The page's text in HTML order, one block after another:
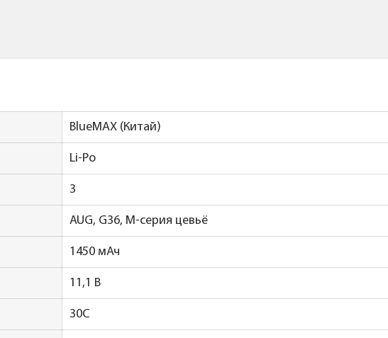
BlueMAX (Китай)
Li-Po
3
AUG, G36, М-серия цевьё
1450 мАч
11,1 В
30C